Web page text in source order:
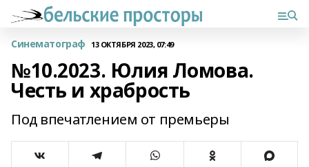
Синематограф 13 ОКТЯБРЯ 2023, 07:49
№10.2023. Юлия Ломова.
Честь и храбрость
Под впечатлением от премьеры